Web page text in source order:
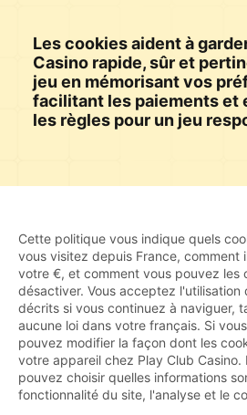
Les cookies aident à
Casino rapide, sûr et
jeu en mémorisant vos
facilitant les paiements et
les règles pour un jeu
Cette politique vous indique quels
vous visitez depuis France, comment
votre €, et comment vous pouvez les
désactiver. Vous acceptez l'utilisation
décrits si vous continuez à naviguer,
aucune loi dans votre français. Si
pouvez modifier la façon dont les
votre appareil chez Play Club Casino.
pouvez choisir quelles informations
fonctionnalité du site, l'analyse et le